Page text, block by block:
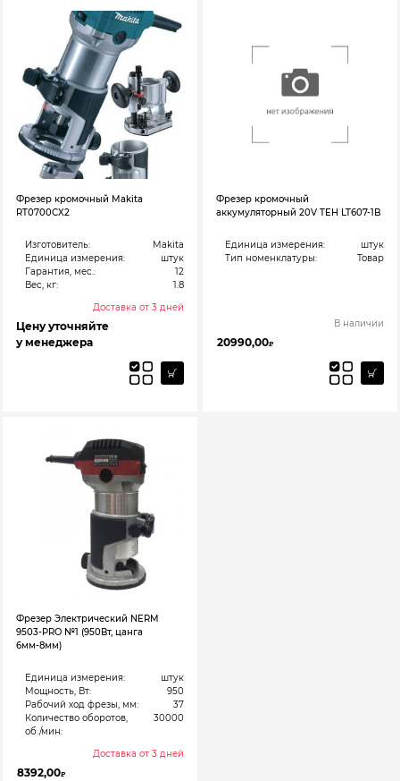
Фрезер кромочный Makita
RT0700СX2
Изготовитель:
Makita
Единица измерения:
штук
Гарантия, мес.:
12
Вес, кг:
1.8
Доставка от 3 дней
Цену уточняйте
у менеджера
Фрезер кромочный
аккумуляторный 20V TEH LT607-1B
Единица измерения:
штук
Тип номенклатуры:
Товар
В наличии
20990,00₽
Фрезер Электрический NERM
9503-PRO №1 (950Вт, цанга
6мм-8мм)
Единица измерения:
штук
Мощность, Вт:
950
Рабочий ход фрезы, мм:
37
Количество оборотов,
об./мин:
30000
Доставка от 3 дней
8392,00₽